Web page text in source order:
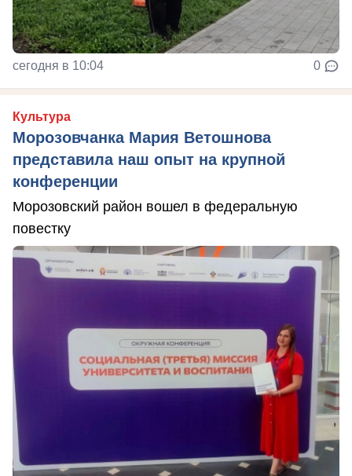
сегодня в 10:04 0
Культура
Морозовчанка Мария Ветошнова
представила наш опыт на крупной
конференции
Морозовский район вошел в федеральную
повестку